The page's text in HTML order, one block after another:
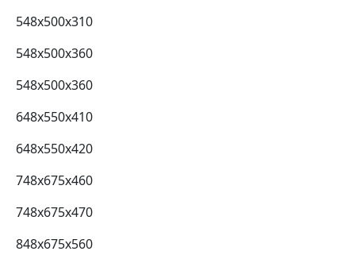
548x500x310
548x500x360
548x500x360
648x550x410
648x550x420
748x675x460
748x675x470
848x675x560